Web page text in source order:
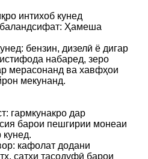
интихоб кунед
Ҳамеша
бензин, дизелӣ ё дигар
набаред, зеро
мерасонанд ва хавфҳои
мекунанд.
гармкунакро дар
барои пешгирии монеаи
кунед.
кафолат додани
сатҳи тасодуфӣ барои